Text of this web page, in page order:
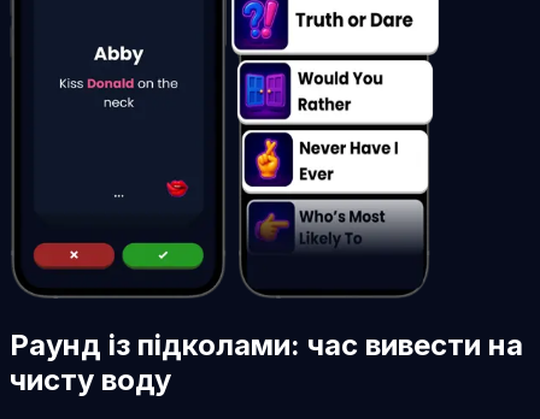
Раунд із підколами: час вивести на
чисту воду